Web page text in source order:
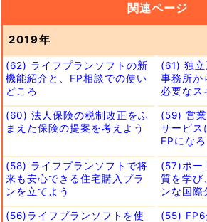
関連ページ
2019年
(62) ライフプランソフトの新
機能紹介と、FP相談での使い
どころ
(61) 独
事務所か
必要なス
(60) 法人保険の税制改正をふ
まえた保険の提案を考えよう
(59) 営
サービス
FPになろ
(58) ライフプランソフトで将
来も安心できる住宅購入プラ
ンを立てよう
(57)ポー
質を学び
ンな国際
(56)ライフプランソフトを使 (55) FP6